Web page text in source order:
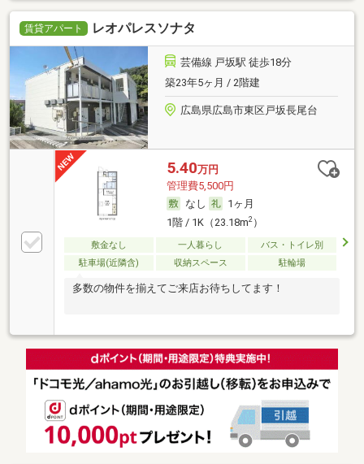
賃貸アパート レオパレスソナタ
芸備線 戸坂駅 徒歩18分
築23年5ヶ月 / 2階建
広島県広島市東区戸坂長尾台
5.40万円
管理費5,500円
なし
1ヶ月
1階 / 1K（23.18m2）
敷金なし 一人暮らし
バス・トイレ別
駐車場(近隣含)
収納スペース 駐輪場
多数の物件を揃えてご来店お待ちしてます！